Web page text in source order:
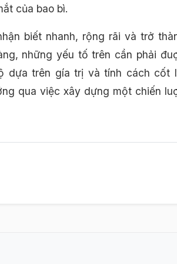
của bao bì.
biết nhanh, rộng rãi và trở
những yếu tố trên cần phải
dựa trên gía trị và tính cách cốt
qua việc xây dựng một chiến